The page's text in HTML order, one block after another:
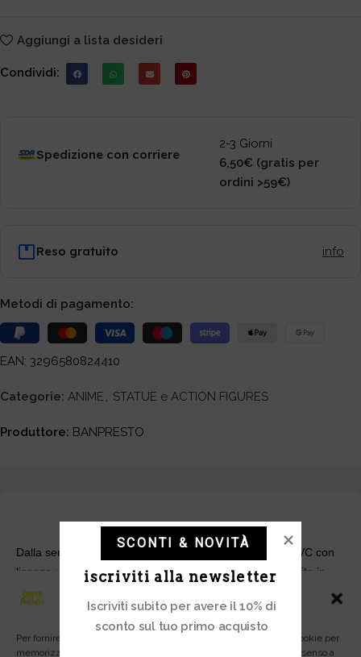
Gestisci Consenso
Per fornire le migliori esperienze, utilizziamo tecnologie come i cookie per
memorizzare e/o accedere alle informazioni del dispositivo. Il consenso a
Aggiungi a lista desideri
Condividi:
Spedizione con corriere
2-3 Giorni
6,50€ (gratis per
ordini >59€)
Reso gratuito info
Metodi di pagamento:
EAN: 3296580824410
Categorie: ANIME STATUE e ACTION FIGURES
Produttore: BANPRESTO
Dalla serie di manga LUPIN III arriva questa statua in PVC con
licenza ufficiale. Altezza ca. 16cm di altezza e viene fornito in
una scatola stampata.
SCONTI & NOVITÀ
iscriviti alla newsletter
Iscriviti subito per avere il 10% di
sconto sul tuo primo acquisto